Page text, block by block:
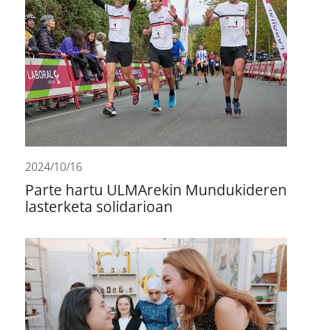
2024/10/16
Parte hartu ULMArekin Mundukideren
lasterketa solidarioan